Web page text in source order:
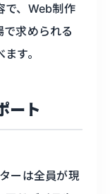
で、Web制作
求められる
す。
ート
ーは全員が現